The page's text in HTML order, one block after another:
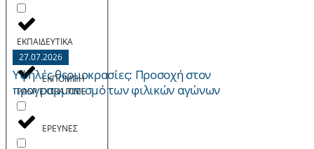
ΕΚΠΑΙΔΕΥΤΙΚΑ
ΕΚΠΟΜΠH
PASP EXTRA TIME
ΕΡΕΥΝΕΣ
27.07.2026
Yψηλές θερμοκρασίες: Προσοχή στον
προγραμματισμό των φιλικών αγώνων